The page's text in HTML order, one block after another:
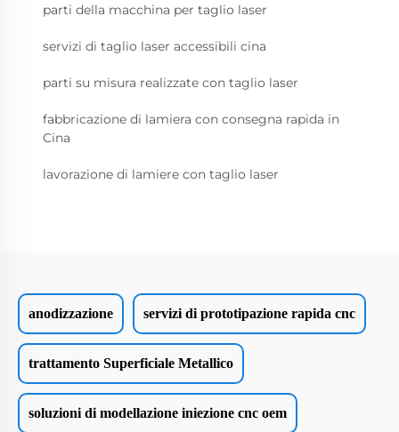
parti della macchina per taglio laser
servizi di taglio laser accessibili cina
parti su misura realizzate con taglio laser
fabbricazione di lamiera con consegna rapida in
Cina
lavorazione di lamiere con taglio laser
anodizzazione servizi di prototipazione rapida cnc
trattamento Superficiale Metallico
soluzioni di modellazione iniezione cnc oem